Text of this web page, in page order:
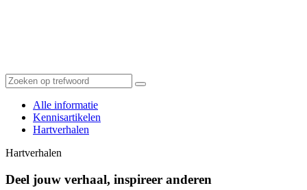
Alle informatie
Kennisartikelen
Hartverhalen
Hartverhalen
Deel jouw verhaal, inspireer anderen